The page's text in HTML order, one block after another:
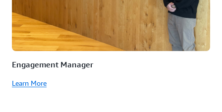
Engagement Manager
Learn More